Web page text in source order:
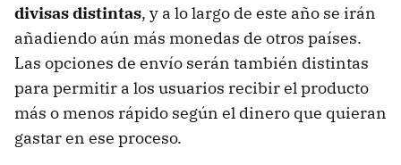
divisas distintas, y a lo largo de este año se irán
añadiendo aún más monedas de otros países.
Las opciones de envío serán también distintas
para permitir a los usuarios recibir el producto
más o menos rápido según el dinero que quieran
gastar en ese proceso.